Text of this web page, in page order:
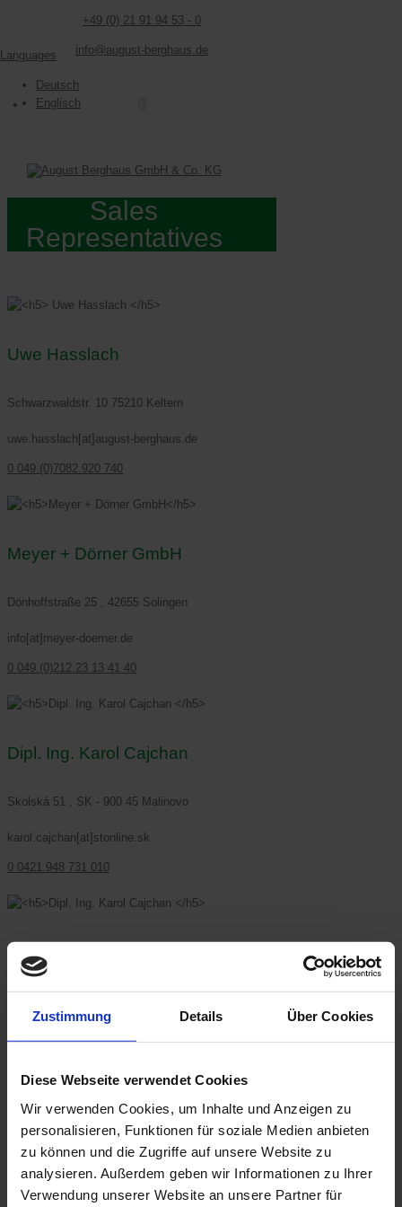
Zustimmung Details Über Cookies
Diese Webseite verwendet Cookies
Wir verwenden Cookies, um Inhalte und Anzeigen zu
personalisieren, Funktionen für soziale Medien anbieten
zu können und die Zugriffe auf unsere Website zu
analysieren. Außerdem geben wir Informationen zu Ihrer
Verwendung unserer Website an unsere Partner für
+49 (0) 21 91.94 53 - 0
info@august-berghaus.de
Languages
Deutsch
Englisch
Sales
Representatives
Uwe Hasslach
Schwarzwaldstr. 10 75210 Keltern
uwe.hasslach[at]august-berghaus.de
0 049.(0)7082.920 740
Meyer + Dörner GmbH
Dönhoffstraße 25 , 42655 Solingen
info[at]meyer-doerner.de
0 049.(0)212.23 13 41 40
Dipl. Ing. Karol Cajchan
Skolská 51 , SK - 900 45 Malinovo
karol.cajchan[at]stonline.sk
0 0421.948 731 010
Dipl. Ing. Karol Cajchan
karol.cajchan[at]stonline.sk
Asier Osuna